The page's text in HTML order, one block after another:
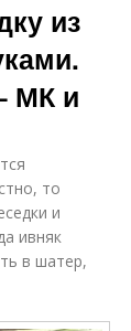
из
МК и
то
и
ивняк
в шатер,